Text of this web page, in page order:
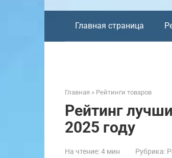
Главная страница
Главная » Рейтинги товаров
Рейтинг
2025 году
На чтение:4 мин Рубрика: